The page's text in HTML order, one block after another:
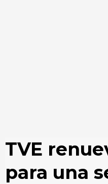
TVE
para una